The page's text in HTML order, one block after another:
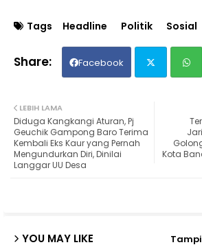
Tags Headline Politik Sosial
Facebook
ats
ap
Kota
LEBIH LAMA
Diduga Kangkangi Aturan, Pj
Geuchik Gampong Baro Terima
Kembali Eks Kaur yang Pernah
Mengundurkan Diri, Dinilai
Langgar UU Desa
YOU MAY LIKE